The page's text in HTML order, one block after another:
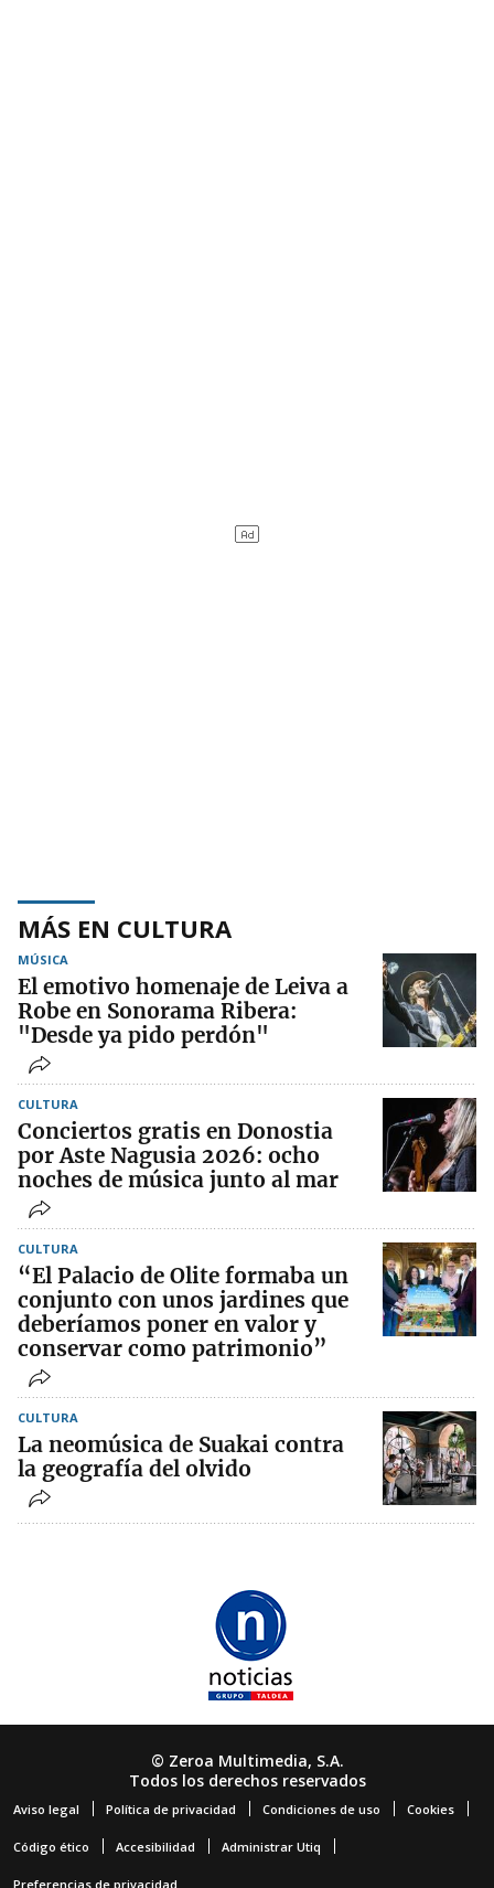
MÁS EN CULTURA
MÚSICA
El emotivo homenaje de Leiva a
Robe en Sonorama Ribera:
"Desde ya pido perdón"
CULTURA
Conciertos gratis en Donostia
por Aste Nagusia 2026: ocho
noches de música junto al mar
CULTURA
“El Palacio de Olite formaba un
conjunto con unos jardines que
deberíamos poner en valor y
conservar como patrimonio”
CULTURA
La neomúsica de Suakai contra
la geografía del olvido
© Zeroa Multimedia, S.A.
Todos los derechos reservados
Aviso legal Política de privacidad Condiciones de uso Cookies
Código ético Accesibilidad Administrar Utiq
Preferencias de privacidad